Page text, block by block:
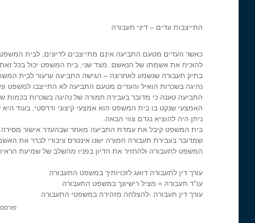
התייצבות עדים – דיני תעבורה
כאשר העדים מטעם התביעה אינם מתייצבים לדיונים, לבית
להוכיח את אשמתו של הנאשם. מצד שני, בית המשפט יכול בכל זאת
בתיק תעבורה שנשמע לאחרונה – הגישה התביעה ערעור לבית
נהיגה בשכרות הואיל והעדים מטעם התביעה לא התייצבו למשפט
התביעה טענה כי מדובר בעבירה חמורה של נהיגה בשכרות
האמצעי שנקט בו בית המשפט הוא אמצעי קיצוני ודרסטי, בעוד
ניתן היה להוציא נגדם צווי הבאה.
בית המשפט קיבל את עמדת התביעה מאחר שבהעדר אישור מסירה
שמדובר בעבירת תעבורה חמורה ישנו אינטרס ציבורי לברר את
המשפט לתעבורה ולהחזיר את הדיון בפניו מהשלב של שמיעת
עורך דין לתעבורה דואג לזכויותיך במשפט התעבורה
עו"ד תעבורה = מציל רישיונך במשפט התעבורה
עורך דין תעבורה -להצלחה מזהירה במשפטי התעבורה